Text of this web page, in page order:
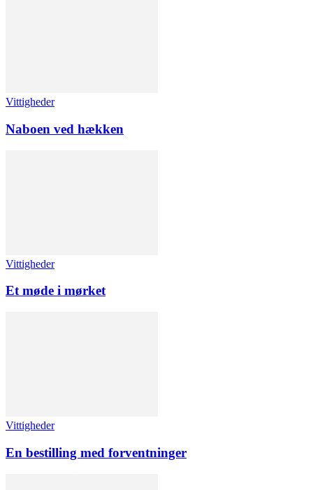
Vittigheder
Naboen ved hækken
Vittigheder
Et møde i mørket
Vittigheder
En bestilling med forventninger